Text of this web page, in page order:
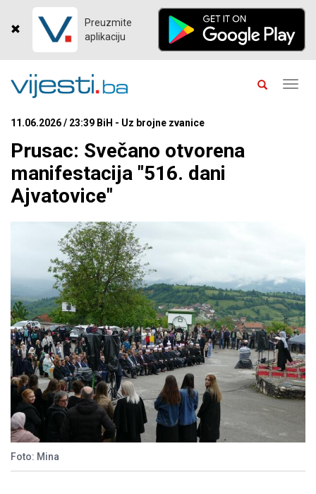
Preuzmite
aplikaciju
11.06.2026 / 23:39 BiH - Uz brojne zvanice
Prusac: Svečano otvorena
manifestacija "516. dani
Ajvatovice"
Foto: Mina